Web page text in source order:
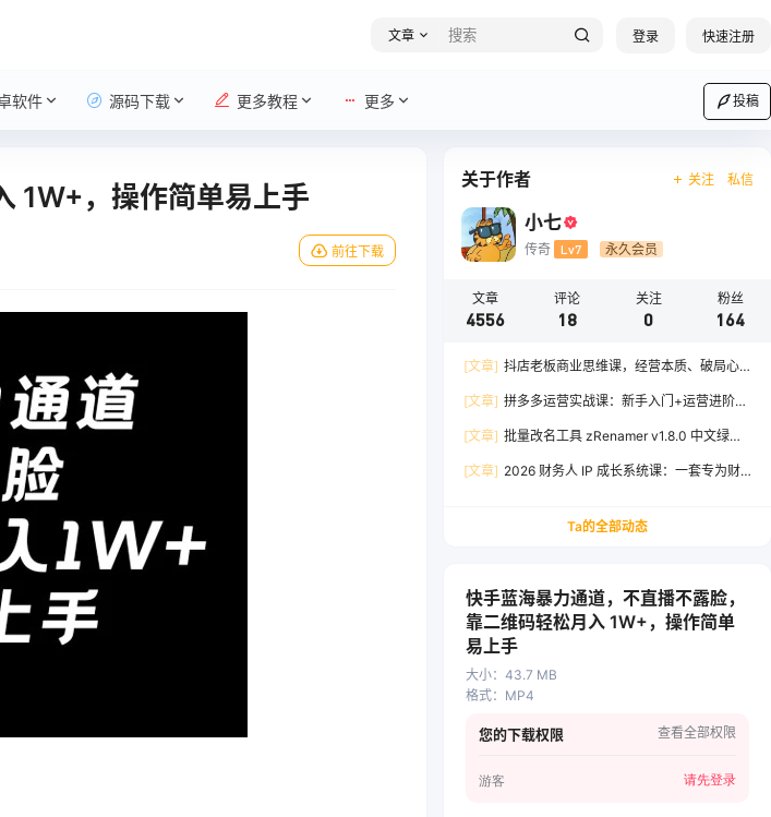
文章 登录 快速注册
软件 源码下载 更多教程 更多 投稿
1W+，操作简单易上手
前往下载
关于作者 关注 私信
小七
传奇 Lv7 永久会员
文章
4556
评论
18
关注
0
粉丝
164
[文章] 抖店老板商业思维课，经营本质、破局心
增
[文章] 拼多多运营实战课：新手入门+运营进阶、
出百单
[文章] 批量改名工具 zRenamer v1.8.0 中文绿色
[文章] 2026 财务人 IP 成长系统课：一套专为财
Ta的全部动态
快手蓝海暴力通道，不直播不露脸，
靠二维码轻松月入 1W+，操作简单
易上手
大小： 43.7 MB
格式： MP4
您的下载权限 查看全部权限
游客 请先登录